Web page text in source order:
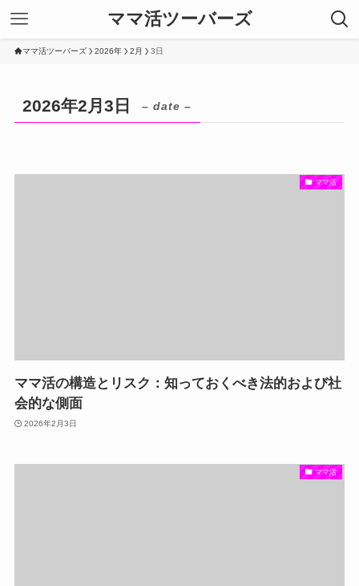
ママ活ツーバーズ
ママ活ツーバーズ 2026年 2月 3日
2026年2月3日 – date –
ママ活
ママ活の構造とリスク：知っておくべき法的および社
会的な側面
2026年2月3日
ママ活